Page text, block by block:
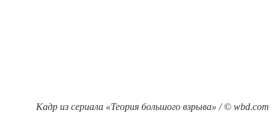
Кадр из сериала «Теория большого взрыва» / © wbd.com